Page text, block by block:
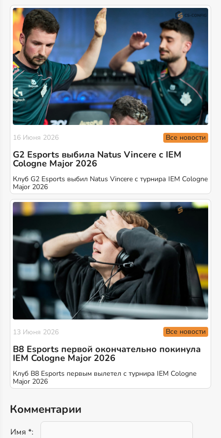
16 Июня 2026 Все новости
G2 Esports выбила Natus Vincere с IEM
Cologne Major 2026
Клуб G2 Esports выбил Natus Vincere с турнира IEM Cologne
Major 2026
13 Июня 2026 Все новости
B8 Esports первой окончательно покинула
IEM Cologne Major 2026
Клуб B8 Esports первым вылетел с турнира IEM Cologne
Major 2026
Комментарии
Имя *: